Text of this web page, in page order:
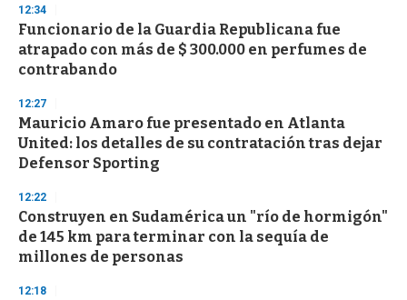
12:34
Funcionario de la Guardia Republicana fue
atrapado con más de $ 300.000 en perfumes de
contrabando
12:27
Mauricio Amaro fue presentado en Atlanta
United: los detalles de su contratación tras dejar
Defensor Sporting
12:22
Construyen en Sudamérica un "río de hormigón"
de 145 km para terminar con la sequía de
millones de personas
12:18